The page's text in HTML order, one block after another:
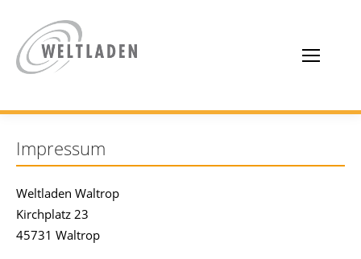
Impressum
Weltladen Waltrop
Kirchplatz 23
45731 Waltrop